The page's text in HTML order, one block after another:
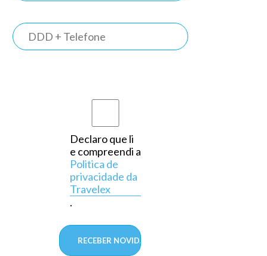
Declaro que li
e compreendi a
Politica de
privacidade da
Travelex
.
TRAVELEX
BANK
primeiro
banco do
país a
operar
exclusivamente
em
aprovado
pelo